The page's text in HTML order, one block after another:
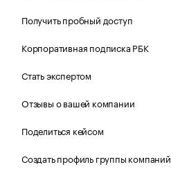
Получить пробный доступ
Корпоративная подписка РБК
Стать экспертом
Отзывы о вашей компании
Поделиться кейсом
Создать профиль группы компаний